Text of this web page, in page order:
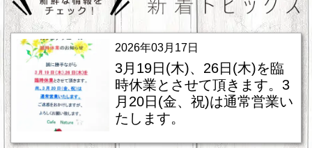
2026年03月17日
3月19日(木)、26日(木)を臨
時休業とさせて頂きます。3
月20日(金、祝)は通常営業い
たします。